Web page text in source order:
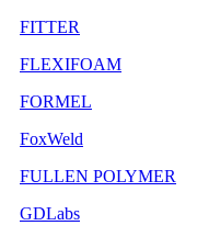
FITTER
FLEXIFOAM
FORMEL
FoxWeld
FULLEN POLYMER
GDLabs